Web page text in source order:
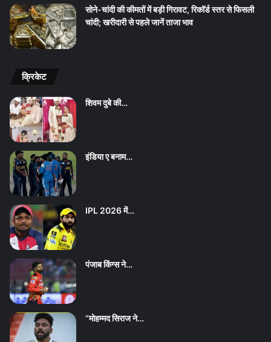
सोने-चांदी की कीमतों में बड़ी गिरावट, रिकॉर्ड स्तर से फिसली
चांदी; खरीदारी से पहले जानें ताजा भाव
क्रिकेट
शिवम दुबे की…
इंडिया ए बनाम…
IPL 2026 में…
पंजाब किंग्स ने…
“मोहम्मद सिराज ने…